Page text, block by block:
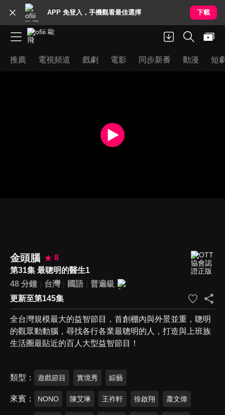
APP 免登入，手機觀看最佳選擇 下載
推薦 電視頻道 戲劇 電影 同步新番 動漫 短
金頭腦
8
第31集 最聰明的醫生1
48 分鐘
台灣 國語
普遍級
更新至第145集
全台灣規模最大的益智節目，首創棚內與外景並重，聰明
的觀眾動動腦，尋找各行各業最聰明的人，打造與上班族
生活圈最貼近的百人大型益智節目！
類型 遊戲節目 實境秀 綜藝
來賓 NONO 陳艾琳 王祚軒 徐啟翔 蕭文偉